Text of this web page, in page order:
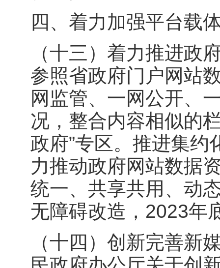
四、着力加强平台载
（十三）着力推进政
参照省政府门户网站
网监管、一网公开、
况，整合内容相似的
政府”专区。推进集
力推动政府网站数据
统一、共享共用、动
无障碍改造，2023年
（十四）创新完善新